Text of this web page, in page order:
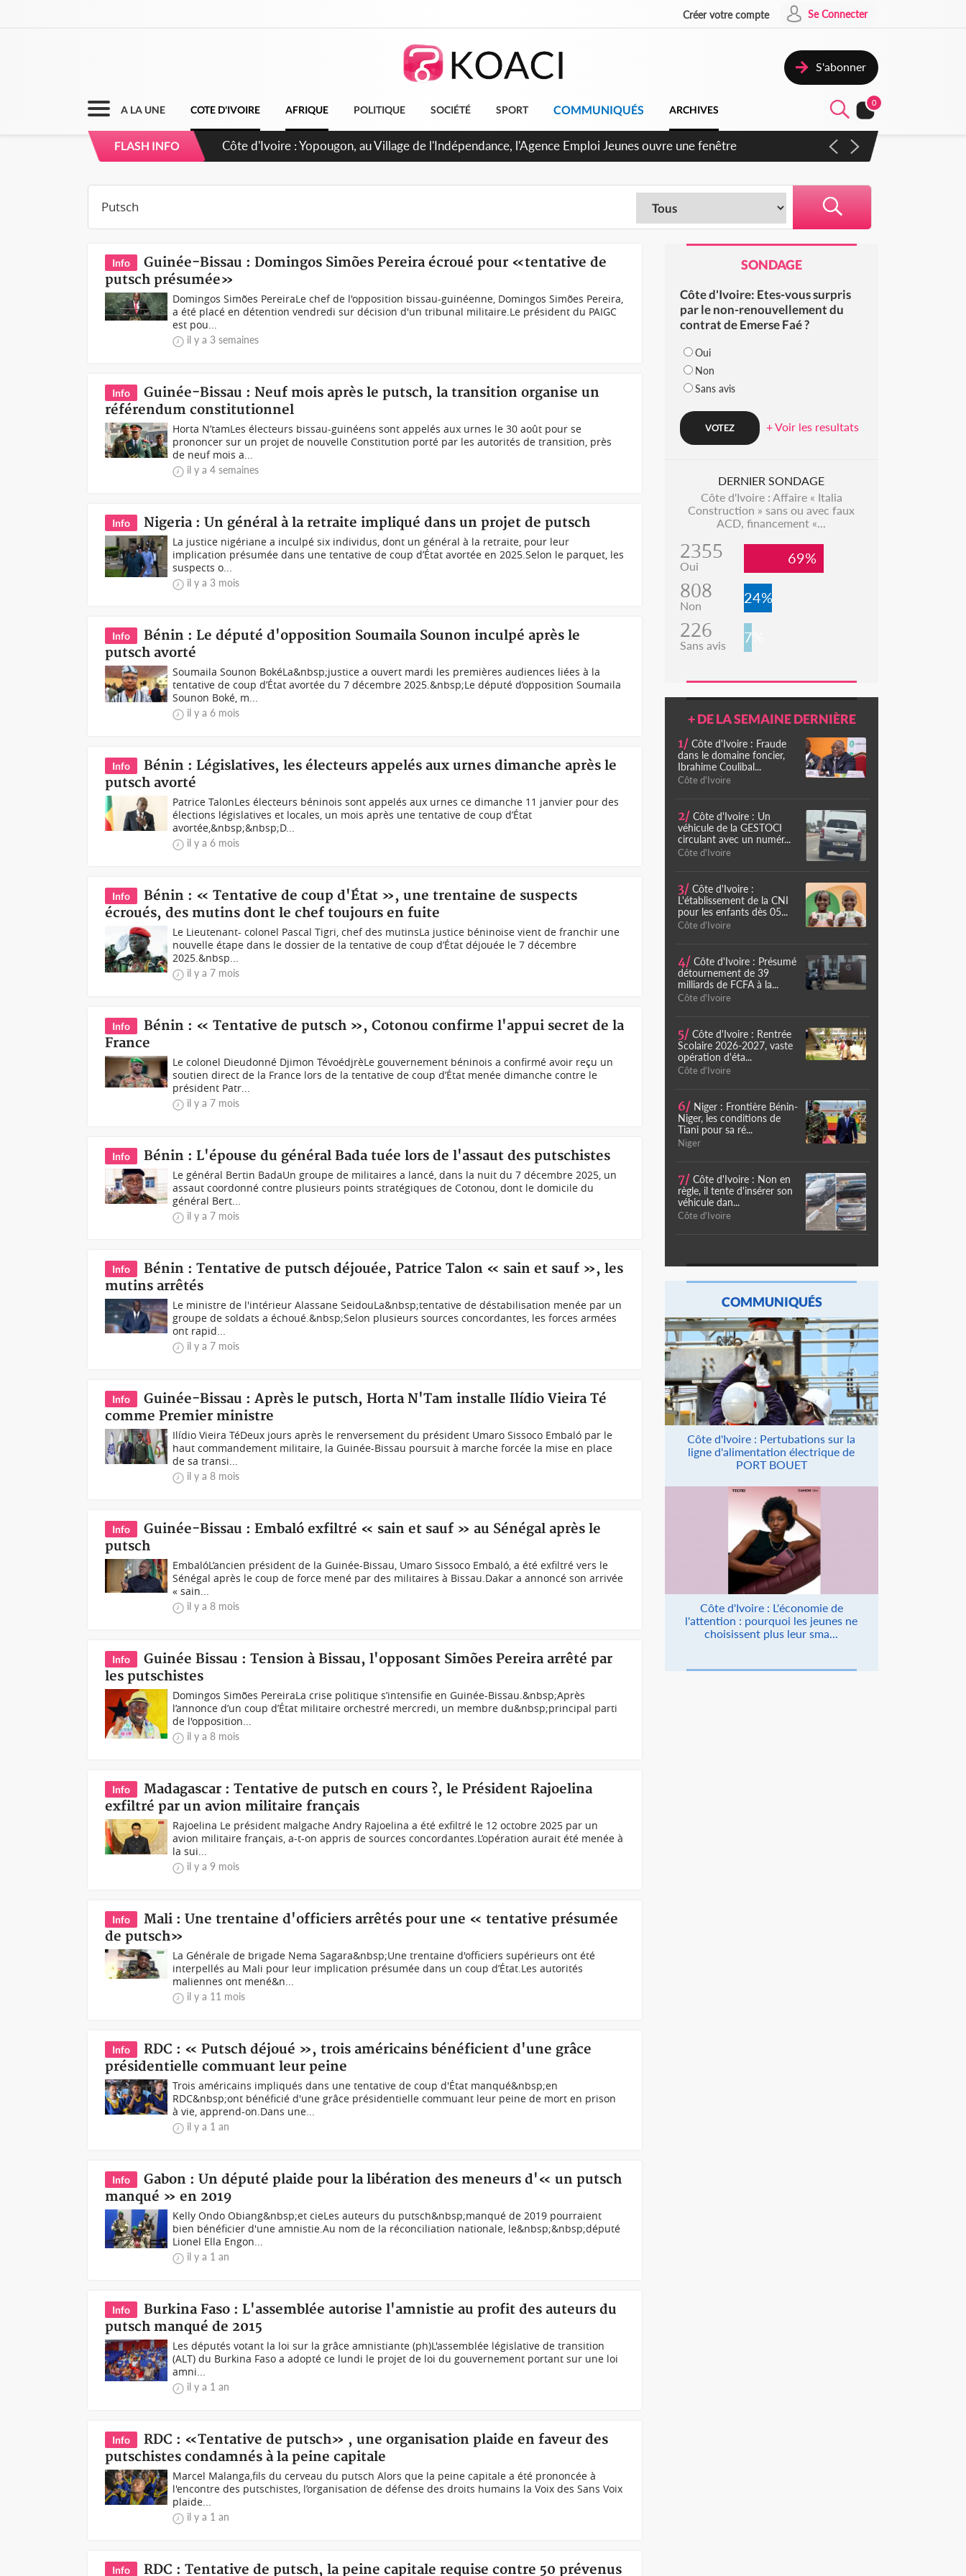
Créer votre compte Se Connecter
S'abonner
A LA UNE COTE D'IVOIRE AFRIQUE POLITIQUE SOCIÉTÉ SPORT COMMUNIQUÉS ARCHIVES
0
FLASH INFO
Côte d'Ivoire : CHU de Treichville, après la fronde, les agents contractuels obtiennent un accord avec la
Info
Guinée-Bissau : Domingos Simões Pereira écroué pour «tentative de
putsch présumée»
Domingos Simões PereiraLe chef de l'opposition bissau-guinéenne, Domingos Simões Pereira,
a été placé en détention vendredi sur décision d'un tribunal militaire.Le président du PAIGC
est pou...
il y a 3 semaines
Info
Guinée-Bissau : Neuf mois après le putsch, la transition organise un
référendum constitutionnel
Horta N’tamLes électeurs bissau-guinéens sont appelés aux urnes le 30 août pour se
prononcer sur un projet de nouvelle Constitution porté par les autorités de transition, près
de neuf mois a...
il y a 4 semaines
Info Nigeria : Un général à la retraite impliqué dans un projet de putsch
La justice nigériane a inculpé six individus, dont un général à la retraite, pour leur
implication présumée dans une tentative de coup d’État avortée en 2025.Selon le parquet, les
suspects o...
il y a 3 mois
Info
Bénin : Le député d'opposition Soumaila Sounon inculpé après le
putsch avorté
Soumaila Sounon BokéLa&nbsp;justice a ouvert mardi les premières audiences liées à la
tentative de coup d’État avortée du 7 décembre 2025.&nbsp;Le député d’opposition Soumaila
Sounon Boké, m...
il y a 6 mois
Info
Bénin : Législatives, les électeurs appelés aux urnes dimanche après le
putsch avorté
Patrice TalonLes électeurs béninois sont appelés aux urnes ce dimanche 11 janvier pour des
élections législatives et locales, un mois après une tentative de coup d’État
avortée,&nbsp;&nbsp;D...
il y a 6 mois
Info
Bénin : « Tentative de coup d'État », une trentaine de suspects
écroués, des mutins dont le chef toujours en fuite
Le Lieutenant- colonel Pascal Tigri, chef des mutinsLa justice béninoise vient de franchir une
nouvelle étape dans le dossier de la tentative de coup d’État déjouée le 7 décembre
2025.&nbsp...
il y a 7 mois
Info
Bénin : « Tentative de putsch », Cotonou confirme l'appui secret de la
France
Le colonel Dieudonné Djimon TévoédjrèLe gouvernement béninois a confirmé avoir reçu un
soutien direct de la France lors de la tentative de coup d’État menée dimanche contre le
président Patr...
il y a 7 mois
Info Bénin : L'épouse du général Bada tuée lors de l'assaut des putschistes
Le général Bertin BadaUn groupe de militaires a lancé, dans la nuit du 7 décembre 2025, un
assaut coordonné contre plusieurs points stratégiques de Cotonou, dont le domicile du
général Bert...
il y a 7 mois
Info
Bénin : Tentative de putsch déjouée, Patrice Talon « sain et sauf », les
mutins arrêtés
Le ministre de l'intérieur Alassane SeidouLa&nbsp;tentative de déstabilisation menée par un
groupe de soldats a échoué.&nbsp;Selon plusieurs sources concordantes, les forces armées
ont rapid...
il y a 7 mois
Info
Guinée-Bissau : Après le putsch, Horta N'Tam installe Ilídio Vieira Té
comme Premier ministre
Ilídio Vieira TéDeux jours après le renversement du président Umaro Sissoco Embaló par le
haut commandement militaire, la Guinée-Bissau poursuit à marche forcée la mise en place
de sa transi...
il y a 8 mois
Info
Guinée-Bissau : Embaló exfiltré « sain et sauf » au Sénégal après le
putsch
EmbalóL’ancien président de la Guinée-Bissau, Umaro Sissoco Embaló, a été exfiltré vers le
Sénégal après le coup de force mené par des militaires à Bissau.Dakar a annoncé son arrivée
« sain...
il y a 8 mois
Info
Guinée Bissau : Tension à Bissau, l'opposant Simões Pereira arrêté par
les putschistes
Domingos Simões PereiraLa crise politique s’intensifie en Guinée-Bissau.&nbsp;Après
l’annonce d’un coup d’État militaire orchestré mercredi, un membre du&nbsp;principal parti
de l'opposition...
il y a 8 mois
Info
Madagascar : Tentative de putsch en cours ?, le Président Rajoelina
exfiltré par un avion militaire français
Rajoelina Le président malgache Andry Rajoelina a été exfiltré le 12 octobre 2025 par un
avion militaire français, a-t-on appris de sources concordantes.L’opération aurait été menée à
la sui...
il y a 9 mois
Info
Mali : Une trentaine d'officiers arrêtés pour une « tentative présumée
de putsch»
La Générale de brigade Nema Sagara&nbsp;Une trentaine d'officiers supérieurs ont été
interpellés au Mali pour leur implication présumée dans un coup d’État.Les autorités
maliennes ont mené&n...
il y a 11 mois
Info
RDC : « Putsch déjoué », trois américains bénéficient d'une grâce
présidentielle commuant leur peine
Trois américains impliqués dans une tentative de coup d'État manqué&nbsp;en
RDC&nbsp;ont bénéficié d'une grâce présidentielle commuant leur peine de mort en prison
à vie, apprend-on.Dans une...
il y a 1 an
Info
Gabon : Un député plaide pour la libération des meneurs d'« un putsch
manqué » en 2019
Kelly Ondo Obiang&nbsp;et cieLes auteurs du putsch&nbsp;manqué de 2019 pourraient
bien bénéficier d'une amnistie.Au nom de la réconciliation nationale, le&nbsp;&nbsp;député
Lionel Ella Engon...
il y a 1 an
Info
Burkina Faso : L'assemblée autorise l'amnistie au profit des auteurs du
putsch manqué de 2015
Les députés votant la loi sur la grâce amnistiante (ph)L'assemblée législative de transition
(ALT) du Burkina Faso a adopté ce lundi le projet de loi du gouvernement portant sur une loi
amni...
il y a 1 an
Info
RDC : «Tentative de putsch» , une organisation plaide en faveur des
putschistes condamnés à la peine capitale
Marcel Malanga,fils du cerveau du putsch Alors que la peine capitale a été prononcée à
l'encontre des putschistes, l’organisation de défense des droits humains la Voix des Sans Voix
plaide...
il y a 1 an
Info RDC : Tentative de putsch, la peine capitale requise contre 50 prévenus
SONDAGE
Côte d'Ivoire: Etes-vous surpris
par le non-renouvellement du
contrat de Emerse Faé ?
Oui
Non
Sans avis
+ Voir les resultats
DERNIER SONDAGE
Côte d'Ivoire : Affaire « Italia
Construction » sans ou avec faux
ACD, financement «...
2355
Oui 69%
808
Non 24%
226
Sans avis 7%
+ DE LA SEMAINE DERNIÈRE
1/ Côte d'Ivoire : Fraude
dans le domaine foncier,
Ibrahime Coulibal...
Côte d'Ivoire
2/ Côte d'Ivoire : Un
véhicule de la GESTOCI
circulant avec un numér...
Côte d'Ivoire
3/ Côte d'Ivoire :
L'établissement de la CNI
pour les enfants dès 05...
Côte d'Ivoire
4/ Côte d'Ivoire : Présumé
détournement de 39
milliards de FCFA à la...
Côte d'Ivoire
5/ Côte d'Ivoire : Rentrée
Scolaire 2026-2027, vaste
opération d'éta...
Côte d'Ivoire
6/ Niger : Frontière Bénin-
Niger, les conditions de
Tiani pour sa ré...
Niger
7/ Côte d'Ivoire : Non en
règle, il tente d'insérer son
véhicule dan...
Côte d'Ivoire
COMMUNIQUÉS
Côte d'Ivoire : Pertubations sur la
ligne d'alimentation électrique de
PORT BOUET
Côte d'Ivoire : L'économie de
l'attention : pourquoi les jeunes ne
choisissent plus leur sma...